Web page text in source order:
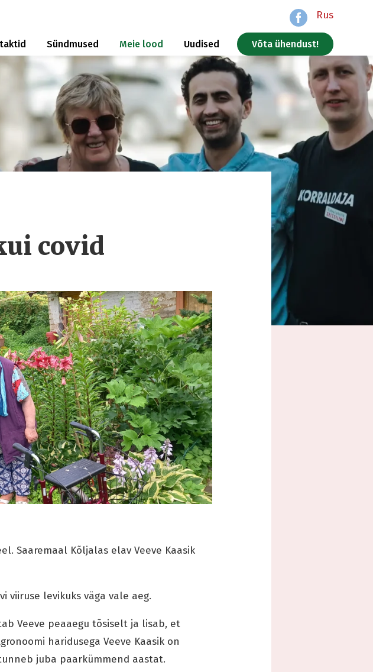
Rus
Sündmused Meie lood Uudised Võta ühendust!
covid
Saaremaal Kõljalas elav Veeve Kaasik
viiruse levikuks väga vale aeg.
Veeve peaaegu tõsiselt ja lisab, et
haridusega Veeve Kaasik on
juba paarkümmend aastat.